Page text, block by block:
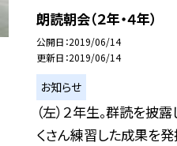
朗読朝会（２年・４年）
公開日 2019/06/14
更新日 2019/06/14
お知らせ
（左）２年生。群読を披
くさん練習した成果を発